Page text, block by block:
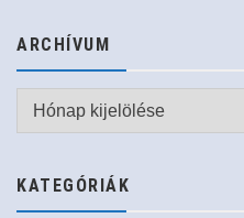
ARCHÍVUM
Archívum
KATEGÓRIÁK